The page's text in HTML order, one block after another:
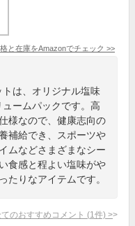
と在庫をAmazonでチェック >>
は、オリジナル塩味
ームパックです。高
様なので、健康志向の
補給でき、スポーツや
ムなどさまざまなシー
食感と程よい塩味がや
たりなアイテムです。
のおすすめコメント (1 件) >